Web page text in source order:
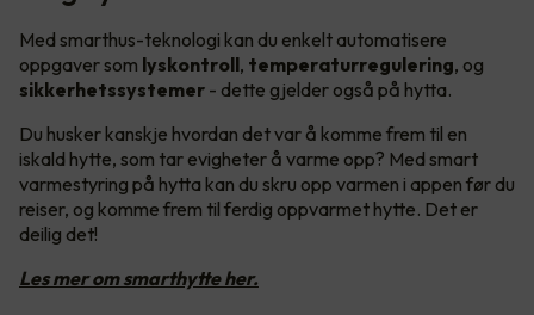
Med smarthus-teknologi kan du enkelt automatisere
oppgaver som lyskontroll, temperaturregulering, og
sikkerhetssystemer - dette gjelder også på hytta.
Du husker kanskje hvordan det var å komme frem til en
iskald hytte, som tar evigheter å varme opp? Med smart
varmestyring på hytta kan du skru opp varmen i appen før du
reiser, og komme frem til ferdig oppvarmet hytte. Det er
deilig det!
Les mer om smarthytte her.